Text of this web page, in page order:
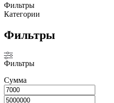
Фильтры
Категории
Фильтры
Фильтры
Сумма